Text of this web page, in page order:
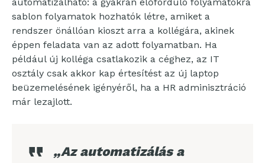
sablon folyamatok hozhatók létre, amiket a
rendszer önállóan kioszt arra a kollégára, akinek
éppen feladata van az adott folyamatban. Ha
például új kolléga csatlakozik a céghez, az IT
osztály csak akkor kap értesítést az új laptop
beüzemelésének igényéről, ha a HR adminisztráció
már lezajlott.
„Az automatizálás a